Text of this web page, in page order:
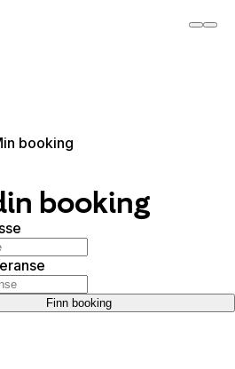
booking
booking
Finn booking